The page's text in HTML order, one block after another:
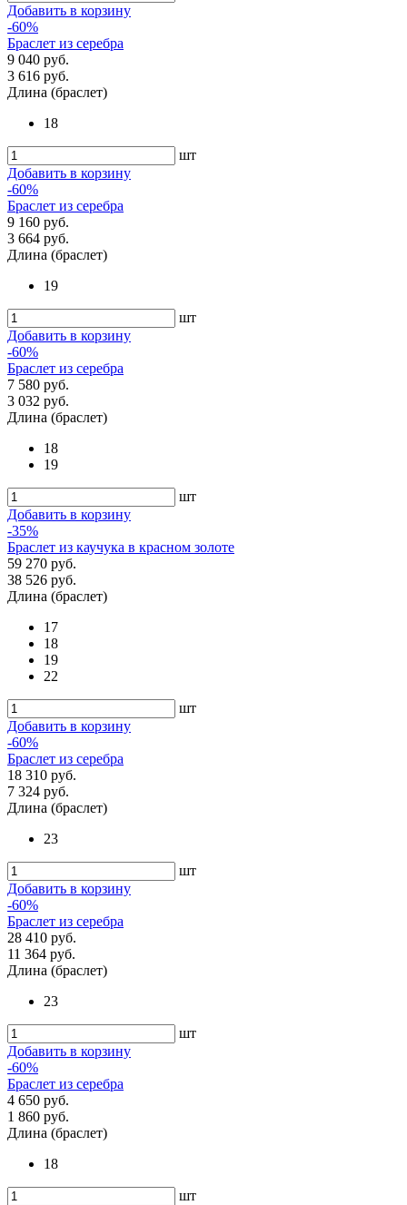
Добавить в корзину
-60%
Браслет из серебра
9 040 руб.
3 616 руб.
Длина (браслет)
18
шт
Добавить в корзину
-60%
Браслет из серебра
9 160 руб.
3 664 руб.
Длина (браслет)
19
шт
Добавить в корзину
-60%
Браслет из серебра
7 580 руб.
3 032 руб.
Длина (браслет)
18
19
шт
Добавить в корзину
-35%
Браслет из каучука в красном золоте
59 270 руб.
38 526 руб.
Длина (браслет)
17
18
19
22
шт
Добавить в корзину
-60%
Браслет из серебра
18 310 руб.
7 324 руб.
Длина (браслет)
23
шт
Добавить в корзину
-60%
Браслет из серебра
28 410 руб.
11 364 руб.
Длина (браслет)
23
шт
Добавить в корзину
-60%
Браслет из серебра
4 650 руб.
1 860 руб.
Длина (браслет)
18
шт